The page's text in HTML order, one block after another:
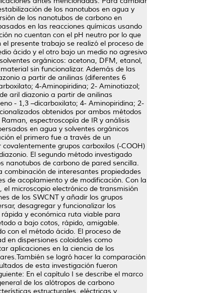
de los nanotubos en agua y
de los nanotubos de carbono en
en las reacciones químicas usando
no cuentan con el pH neutro por lo que
presente trabajo se realizó el proceso de
ácido y el otro bajo un medio no agresivo
orgánicos: acetona, DFM, etanol,
sin funcionalizar. Además de las
a partir de anilinas (diferentes 6
4‐Aminopiridina; 2- Aminotiazol;
aril diazonio a partir de anilinas
- 1,3 –dicarboxilato; 4‐ Aminopiridina; 2-
obtenidos por ambos métodos
espectroscopía de IR y análisis
en agua y solventes orgánicos
el primero fue a través de un
grupos carboxilos (-COOH)
El segundo método investigado
nanotubos de carbono de pared sencilla.
de interesantes propiedades
de acoplamiento y de modificación. Con la
microscopio electrónico de transmisión
de los SWCNT y añadir los grupos
desagregar y funcionalizar los
y económica ruta viable para
a bajo cotos, rápido, amigable.
con el método ácido. El proceso de
en dispersiones coloidales como
aplicaciones en la ciencia de los
se logró hacer la comparación
de esta investigación fueron
En el capítulo I se describe el marco
de los alótropos de carbono
estructurales, eléctricas y